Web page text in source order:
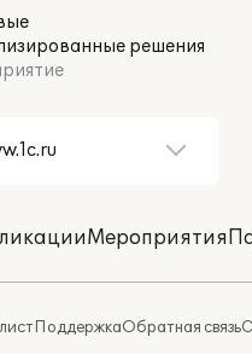
решения
Мероприятия
ПоддержкаОбратная связь